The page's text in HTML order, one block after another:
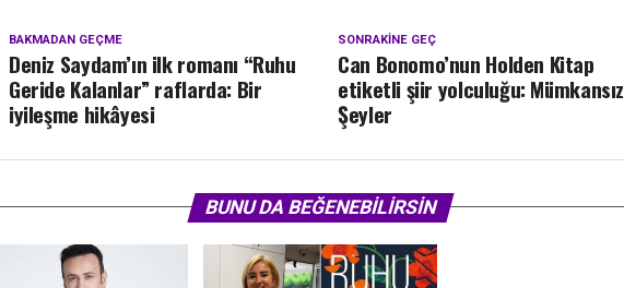
SONRAKINE GEÇ
Can Bonomo’nun Holden Kitap
etiketli şiir yolculuğu: Mümkansız
Şeyler
BAKMADAN GEÇME
Deniz Saydam’ın ilk romanı “Ruhu
Geride Kalanlar” raflarda: Bir
iyileşme hikâyesi
BUNU DA BEĞENEBILIRSIN